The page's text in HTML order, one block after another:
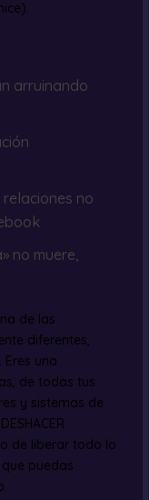
arruinando
no
no muere,
de las
diferentes,
una
de todas tus
y sistemas de
de liberar todo lo
puedas